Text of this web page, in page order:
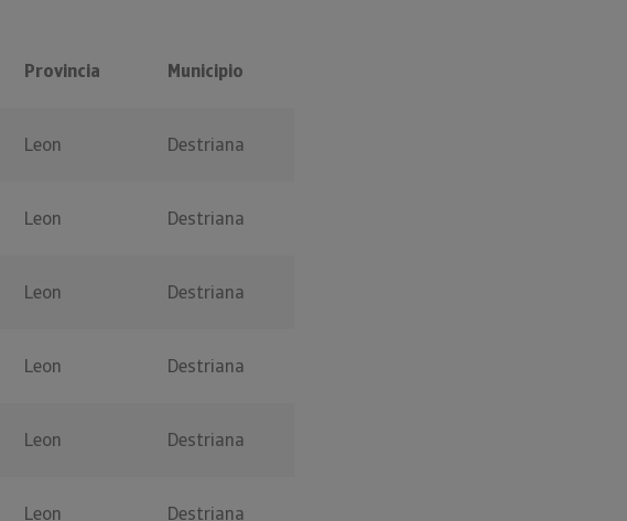
Provincia Municipio
Leon Destriana
Leon Destriana
Leon Destriana
Leon Destriana
Leon Destriana
Leon Destriana